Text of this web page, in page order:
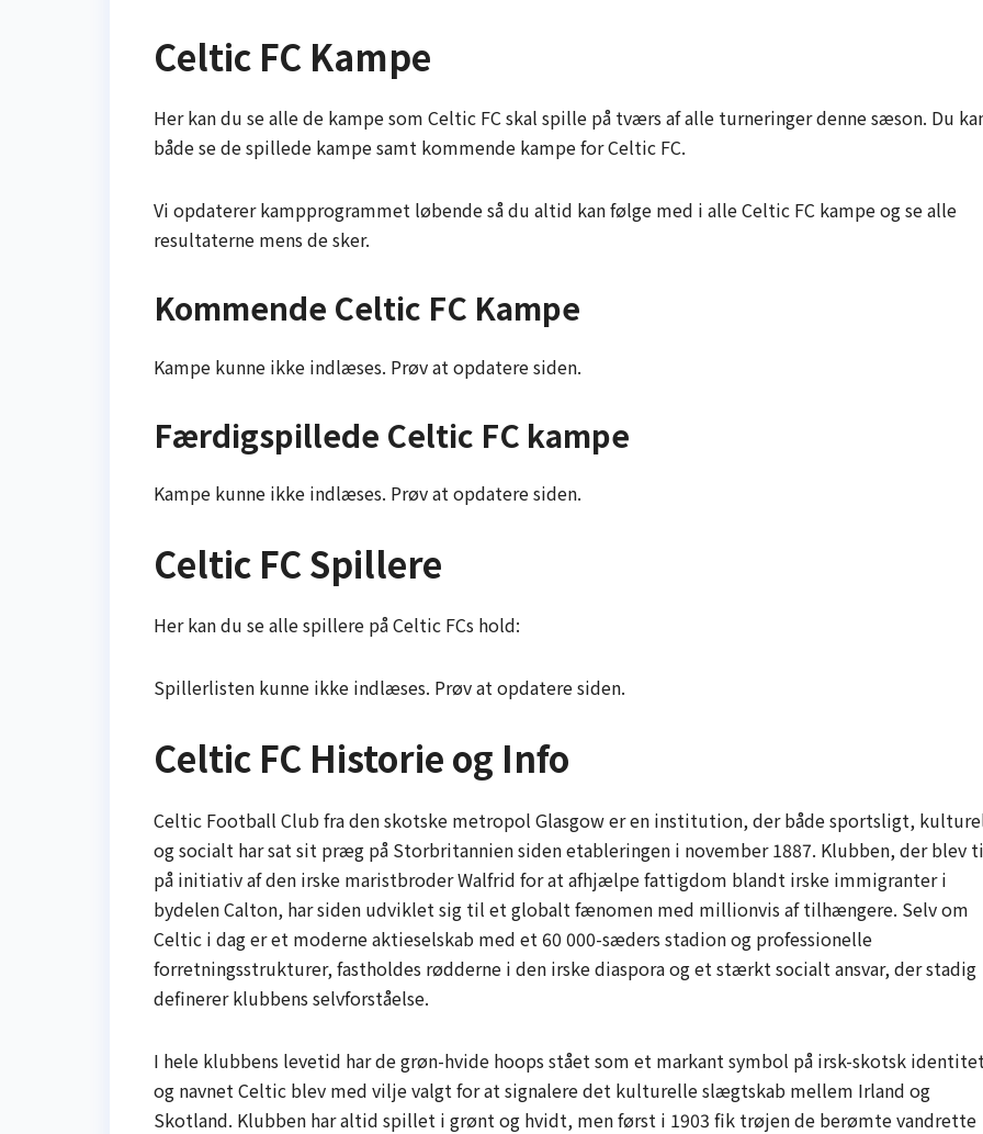
Celtic FC Kampe
Her kan du se alle de kampe som Celtic FC skal spille på tværs af alle turneringer denne sæson. Du
både se de spillede kampe samt kommende kampe for Celtic FC.
Vi opdaterer kampprogrammet løbende så du altid kan følge med i alle Celtic FC kampe og se alle
resultaterne mens de sker.
Kommende Celtic FC Kampe
Kampe kunne ikke indlæses. Prøv at opdatere siden.
Færdigspillede Celtic FC kampe
Kampe kunne ikke indlæses. Prøv at opdatere siden.
Celtic FC Spillere
Her kan du se alle spillere på Celtic FCs hold:
Spillerlisten kunne ikke indlæses. Prøv at opdatere siden.
Celtic FC Historie og Info
Celtic Football Club fra den skotske metropol Glasgow er en institution, der både sportsligt,
og socialt har sat sit præg på Storbritannien siden etableringen i november 1887. Klubben, der blev
på initiativ af den irske maristbroder Walfrid for at afhjælpe fattigdom blandt irske immigranter i
bydelen Calton, har siden udviklet sig til et globalt fænomen med millionvis af tilhængere. Selv om
Celtic i dag er et moderne aktieselskab med et 60 000-sæders stadion og professionelle
forretningsstrukturer, fastholdes rødderne i den irske diaspora og et stærkt socialt ansvar, der stadig
definerer klubbens selvforståelse.
I hele klubbens levetid har de grøn-hvide hoops stået som et markant symbol på irsk-skotsk
og navnet Celtic blev med vilje valgt for at signalere det kulturelle slægtskab mellem Irland og
Skotland. Klubben har altid spillet i grønt og hvidt, men først i 1903 fik trøjen de berømte vandrette